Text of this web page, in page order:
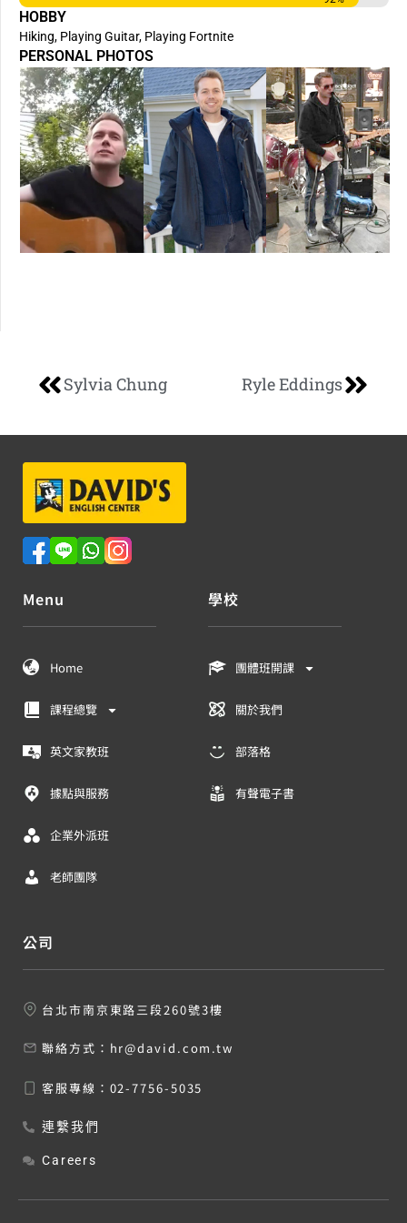
HOBBY
Hiking, Playing Guitar, Playing Fortnite
PERSONAL PHOTOS
Sylvia Chung Ryle Eddings
Menu
Home
課程總覽
英文家教班
據點與服務
企業外派班
老師團隊
學校
團體班開課
關於我們
部落格
有聲電子書
公司
台北市南京東路三段260號3樓
聯絡方式： hr@david.com.tw
客服專線： 02-7756-5035
連繫我們
Careers